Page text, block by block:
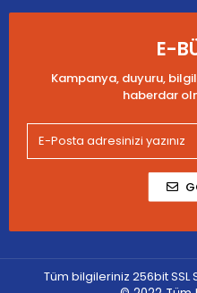
E-
Kampanya, duyuru,
haberdar
Tüm bilgileriniz 256bit SSL